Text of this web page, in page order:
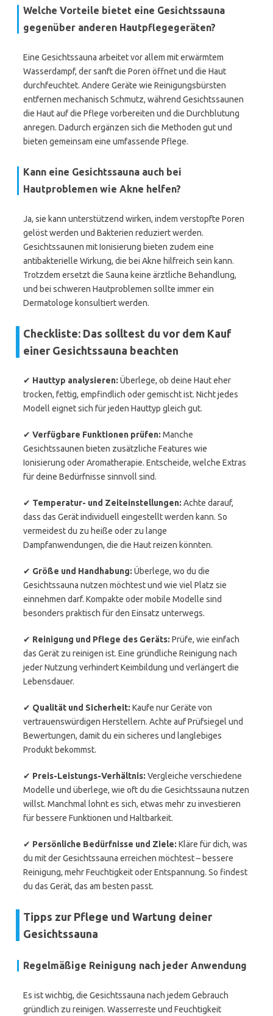
Welche Vorteile bietet eine Gesichtssauna
gegenüber anderen Hautpflegegeräten?
Eine Gesichtssauna arbeitet vor allem mit erwärmtem
Wasserdampf, der sanft die Poren öffnet und die Haut
durchfeuchtet. Andere Geräte wie Reinigungsbürsten
entfernen mechanisch Schmutz, während Gesichtssaunen
die Haut auf die Pflege vorbereiten und die Durchblutung
anregen. Dadurch ergänzen sich die Methoden gut und
bieten gemeinsam eine umfassende Pflege.
Kann eine Gesichtssauna auch bei
Hautproblemen wie Akne helfen?
Ja, sie kann unterstützend wirken, indem verstopfte Poren
gelöst werden und Bakterien reduziert werden.
Gesichtssaunen mit Ionisierung bieten zudem eine
antibakterielle Wirkung, die bei Akne hilfreich sein kann.
Trotzdem ersetzt die Sauna keine ärztliche Behandlung,
und bei schweren Hautproblemen sollte immer ein
Dermatologe konsultiert werden.
Checkliste: Das solltest du vor dem Kauf
einer Gesichtssauna beachten
✔ Hauttyp analysieren: Überlege, ob deine Haut eher
trocken, fettig, empfindlich oder gemischt ist. Nicht jedes
Modell eignet sich für jeden Hauttyp gleich gut.
✔ Verfügbare Funktionen prüfen: Manche
Gesichtssaunen bieten zusätzliche Features wie
Ionisierung oder Aromatherapie. Entscheide, welche Extras
für deine Bedürfnisse sinnvoll sind.
✔ Temperatur- und Zeiteinstellungen: Achte darauf,
dass das Gerät individuell eingestellt werden kann. So
vermeidest du zu heiße oder zu lange
Dampfanwendungen, die die Haut reizen könnten.
✔ Größe und Handhabung: Überlege, wo du die
Gesichtssauna nutzen möchtest und wie viel Platz sie
einnehmen darf. Kompakte oder mobile Modelle sind
besonders praktisch für den Einsatz unterwegs.
✔ Reinigung und Pflege des Geräts: Prüfe, wie einfach
das Gerät zu reinigen ist. Eine gründliche Reinigung nach
jeder Nutzung verhindert Keimbildung und verlängert die
Lebensdauer.
✔ Qualität und Sicherheit: Kaufe nur Geräte von
vertrauenswürdigen Herstellern. Achte auf Prüfsiegel und
Bewertungen, damit du ein sicheres und langlebiges
Produkt bekommst.
✔ Preis-Leistungs-Verhältnis: Vergleiche verschiedene
Modelle und überlege, wie oft du die Gesichtssauna nutzen
willst. Manchmal lohnt es sich, etwas mehr zu investieren
für bessere Funktionen und Haltbarkeit.
✔ Persönliche Bedürfnisse und Ziele: Kläre für dich, was
du mit der Gesichtssauna erreichen möchtest – bessere
Reinigung, mehr Feuchtigkeit oder Entspannung. So findest
du das Gerät, das am besten passt.
Tipps zur Pflege und Wartung deiner
Gesichtssauna
Regelmäßige Reinigung nach jeder Anwendung
Es ist wichtig, die Gesichtssauna nach jedem Gebrauch
gründlich zu reinigen. Wasserreste und Feuchtigkeit